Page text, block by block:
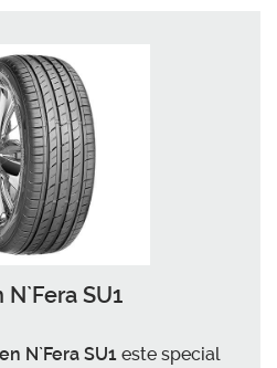
N`Fera SU1
N`Fera SU1 este special